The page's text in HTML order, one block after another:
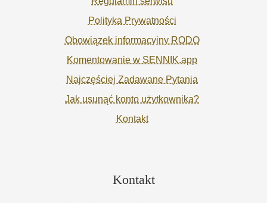
Polityka Prywatności
Obowiązek informacyjny RODO
Komentowanie w SENNIK.app
Najczęściej Zadawane Pytania
Jak usunąć konto użytkownika?
Kontakt
Kontakt